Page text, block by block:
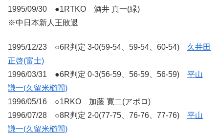
1995/09/30 ●1RTKO 酒井 真一(緑)
※中日本新人王敗退
1995/12/23 ○6R判定 3-0(59-54、59-54、60-54) 久井田
正啓(富士)
1996/03/31 ●6R判定 0-3(56-59、56-59、56-59) 平山
謙一(久留米櫛間)
1996/05/16 ○1RKO 加藤 寛二(アポロ)
1996/07/28 ○8R判定 2-0(77-75、76-76、77-76) 平山
謙一(久留米櫛間)